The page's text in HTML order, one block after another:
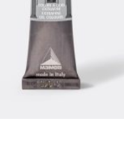
imitazione
-
Maimeri
quantità